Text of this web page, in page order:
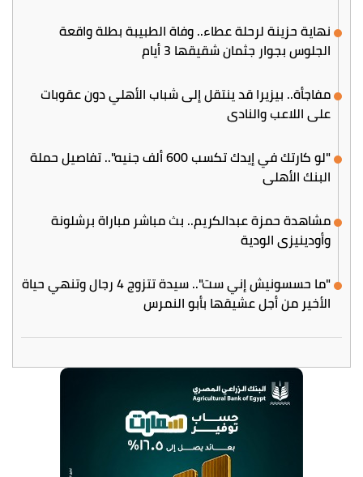
نهاية حزينة لرحلة عطاء.. وفاة الطبيبة بطلة واقعة
الجلوس بجوار جثمان شقيقها 3 أيام
مفاجأة.. بيزيرا قد ينتقل إلى شباب الأهلي دون عقوبات
على اللاعب والنادي
"لو كارتك في إيدك تكسب 600 ألف جنيه".. تفاصيل حملة
البنك الأهلي
مشاهدة حمزة عبدالكريم.. بث مباشر مباراة برشلونة
وأودينيزي الودية
"ما حسسونيش إني ست".. سيدة تتزوج 4 رجال وتنهي حياة
الأخير من أجل عشيقها بأبو النمرس